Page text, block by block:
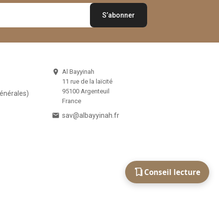
 Al Bayyinah
11 rue de la laïcité
95100 Argenteuil
France
 sav@albayyinah.fr
Conseil lecture